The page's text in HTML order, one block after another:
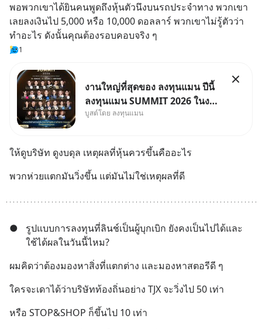
พอพวกเขาได้ยินคนพูดถึงหุ้นตัวนึงบนรถประจำทาง พวกเขา
เลยลงเงินไป 5,000 หรือ 10,000 ดอลลาร์ พวกเขาไม่รู้ตัวว่า
ทำอะไร ดังนั้นคุณต้องรอบคอบจริง ๆ
1
งานใหญ่ที่สุดของ ลงทุนแมน ปีนี้
ลงทุนแมน SUMMIT 2026 ในงาน
นี้จะมีเจ้าของธุรกิจ Dr.PONG,
Salad, LA GLACE, Fastwork,
MizuMi, KARMART, อิชิตัน มา
แชร์ความรู้การสร้างธุรกิจ
บูสต์โดย ลงทุนแมน
ให้ดูบริษัท ดูงบดุล เหตุผลที่หุ้นควรขึ้นคืออะไร
พวกห่วยแตกมันวิ่งขึ้น แต่มันไม่ใช่เหตุผลที่ดี
●
รูปแบบการลงทุนที่ลินช์เป็นผู้บุกเบิก ยังคงเป็นไปได้และ
ใช้ได้ผลในวันนี้ไหม?
ผมคิดว่าต้องมองหาสิ่งที่แตกต่าง และมองหาสตอรีดี ๆ
ใครจะเดาได้ว่าบริษัทท้องถิ่นอย่าง TJX จะวิ่งไป 50 เท่า
หรือ STOP&SHOP ก็ขึ้นไป 10 เท่า